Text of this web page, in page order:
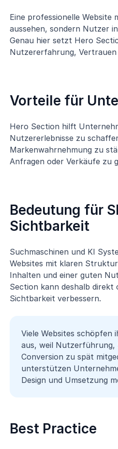
Eine professionelle Website
aussehen, sondern Nutzer
Genau hier setzt Hero
Nutzererfahrung, Vertrauen
Vorteile für
Hero Section hilft
Nutzererlebnisse zu
Markenwahrnehmung zu
Anfragen oder Verkäufe zu
Bedeutung für
Sichtbarkeit
Suchmaschinen und KI
Websites mit klaren
Inhalten und einer guten
Section kann deshalb direkt
Sichtbarkeit verbessern.
Viele Websites schöpfen
aus, weil
Conversion zu spät
unterstützen
Design und Umsetzung
Best Practice